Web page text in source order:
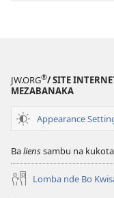
JW.ORG®/ SITE
MEZABANAKA
Appearance
Balienssambu na
Lomba nde Bo